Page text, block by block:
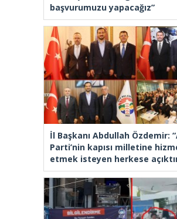
başvurumuzu yapacağız”
İl Başkanı Abdullah Özdemir:
Parti’nin kapısı milletine
etmek isteyen herkese